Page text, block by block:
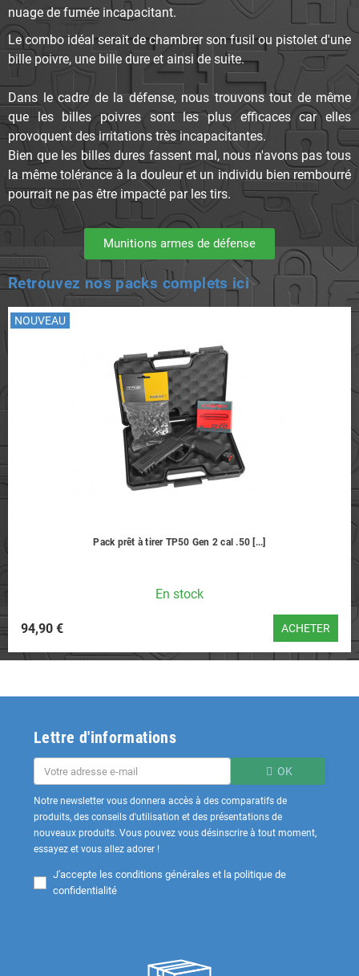
nuage de fumée incapacitant.
Le combo idéal serait de chambrer son fusil ou pistolet d'une
bille poivre, une bille dure et ainsi de suite.
Dans le cadre de la défense, nous trouvons tout de même
que les billes poivres sont les plus efficaces car elles
provoquent des irritations très incapacitantes.
Bien que les billes dures fassent mal, nous n'avons pas tous
la même tolérance à la douleur et un individu bien rembourré
pourrait ne pas être impacté par les tirs.
Munitions armes de défense
Retrouvez nos packs complets ici
NOUVEAU
Pack prêt à tirer TP50 Gen 2 cal .50 [...]
En stock
94,90 € ACHETER
Lettre d'informations
OK
Notre newsletter vous donnera accès à des comparatifs de
produits, des conseils d'utilisation et des présentations de
nouveaux produits. Vous pouvez vous désinscrire à tout moment,
essayez et vous allez adorer !
J'accepte les conditions générales et la politique de
confidentialité